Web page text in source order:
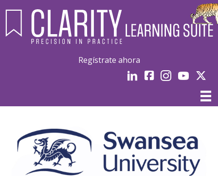
Regístrate ahora
LinkedInFacebookInstagramYoutube